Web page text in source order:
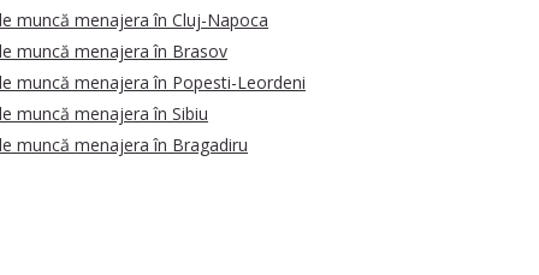
muncă menajera în Cluj-Napoca
muncă menajera în Brasov
muncă menajera în Popesti-Leordeni
muncă menajera în Sibiu
muncă menajera în Bragadiru